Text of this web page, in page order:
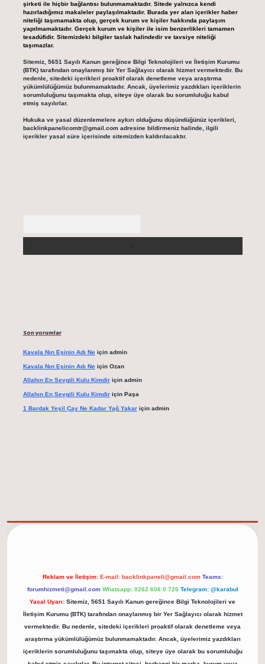
şirketi ile hiçbir bağlantısı bulunmamaktadır. Sitede yalnızca kendi
hazırladığımız makaleler paylaşılmaktadır. Burada yer alan içerikler haber
niteliği taşımamakta olup, gerçek kurum ve kişiler hakkında paylaşım
yapılmamaktadır. Gerçek kurum ve kişiler ile isim benzerlikleri tamamen
tesadüfidir. Sitemizdeki bilgiler taslak halindedir ve tavsiye niteliği
taşımazlar.
Sitemiz, 5651 Sayılı Kanun gereğince Bilgi Teknolojileri ve İletişim Kurumu
(BTK) tarafından onaylanmış bir Yer Sağlayıcı olarak hizmet vermektedir. Bu
nedenle, sitedeki içerikleri proaktif olarak denetleme veya araştırma
yükümlülüğümüz bulunmamaktadır. Ancak, üyelerimiz yazdıkları içeriklerin
sorumluluğunu taşımakta olup, siteye üye olarak bu sorumluluğu kabul
etmiş sayılırlar.
Hukuka ve yasal düzenlemelere aykırı olduğunu düşündüğünüz içerikleri,
backlinkpanelicomtr@gmail.comadresine bildirmeniz halinde, ilgili
içerikler yasal süre içerisinde sitemizden kaldırılacaktır.
Son yorumlar
Kavala Nın Eşinin Adı Neiçin admin
Kavala Nın Eşinin Adı Neiçin Ozan
Allahın En Sevgili Kulu Kimdiriçin admin
Allahın En Sevgili Kulu Kimdiriçin Paşa
1 Bardak Yeşil Çay Ne Kadar Yağ Yakariçin admin
Reklam ve İletişim: E-mail: backlinkpaneli@gmail.com Teams:
forumhizmeti@gmail.com Whatsapp: 0262 606 0 726 Telegram: @karabul
Yasal Uyarı: Sitemiz, 5651 Sayılı Kanun gereğince Bilgi Teknolojileri ve
İletişim Kurumu (BTK) tarafından onaylanmış bir Yer Sağlayıcı olarak hizmet
vermektedir. Bu nedenle, sitedeki içerikleri proaktif olarak denetleme veya
araştırma yükümlülüğümüz bulunmamaktadır. Ancak, üyelerimiz yazdıkları
içeriklerin sorumluluğunu taşımakta olup, siteye üye olarak bu sorumluluğu